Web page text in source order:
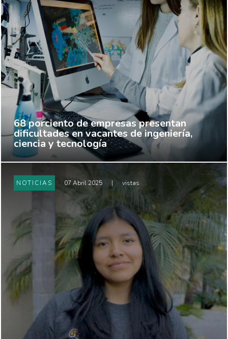
68 porciento de empresas presentan
dificultades en vacantes de ingeniería,
ciencia y tecnología
NOTICIAS 07 Abril 2025 | vistas